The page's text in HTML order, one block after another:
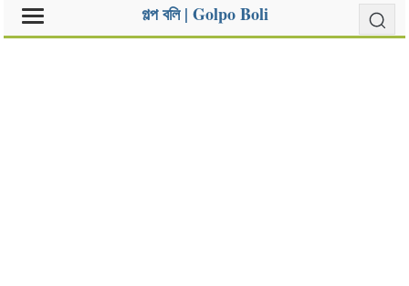
গল্প বলি | Golpo Boli